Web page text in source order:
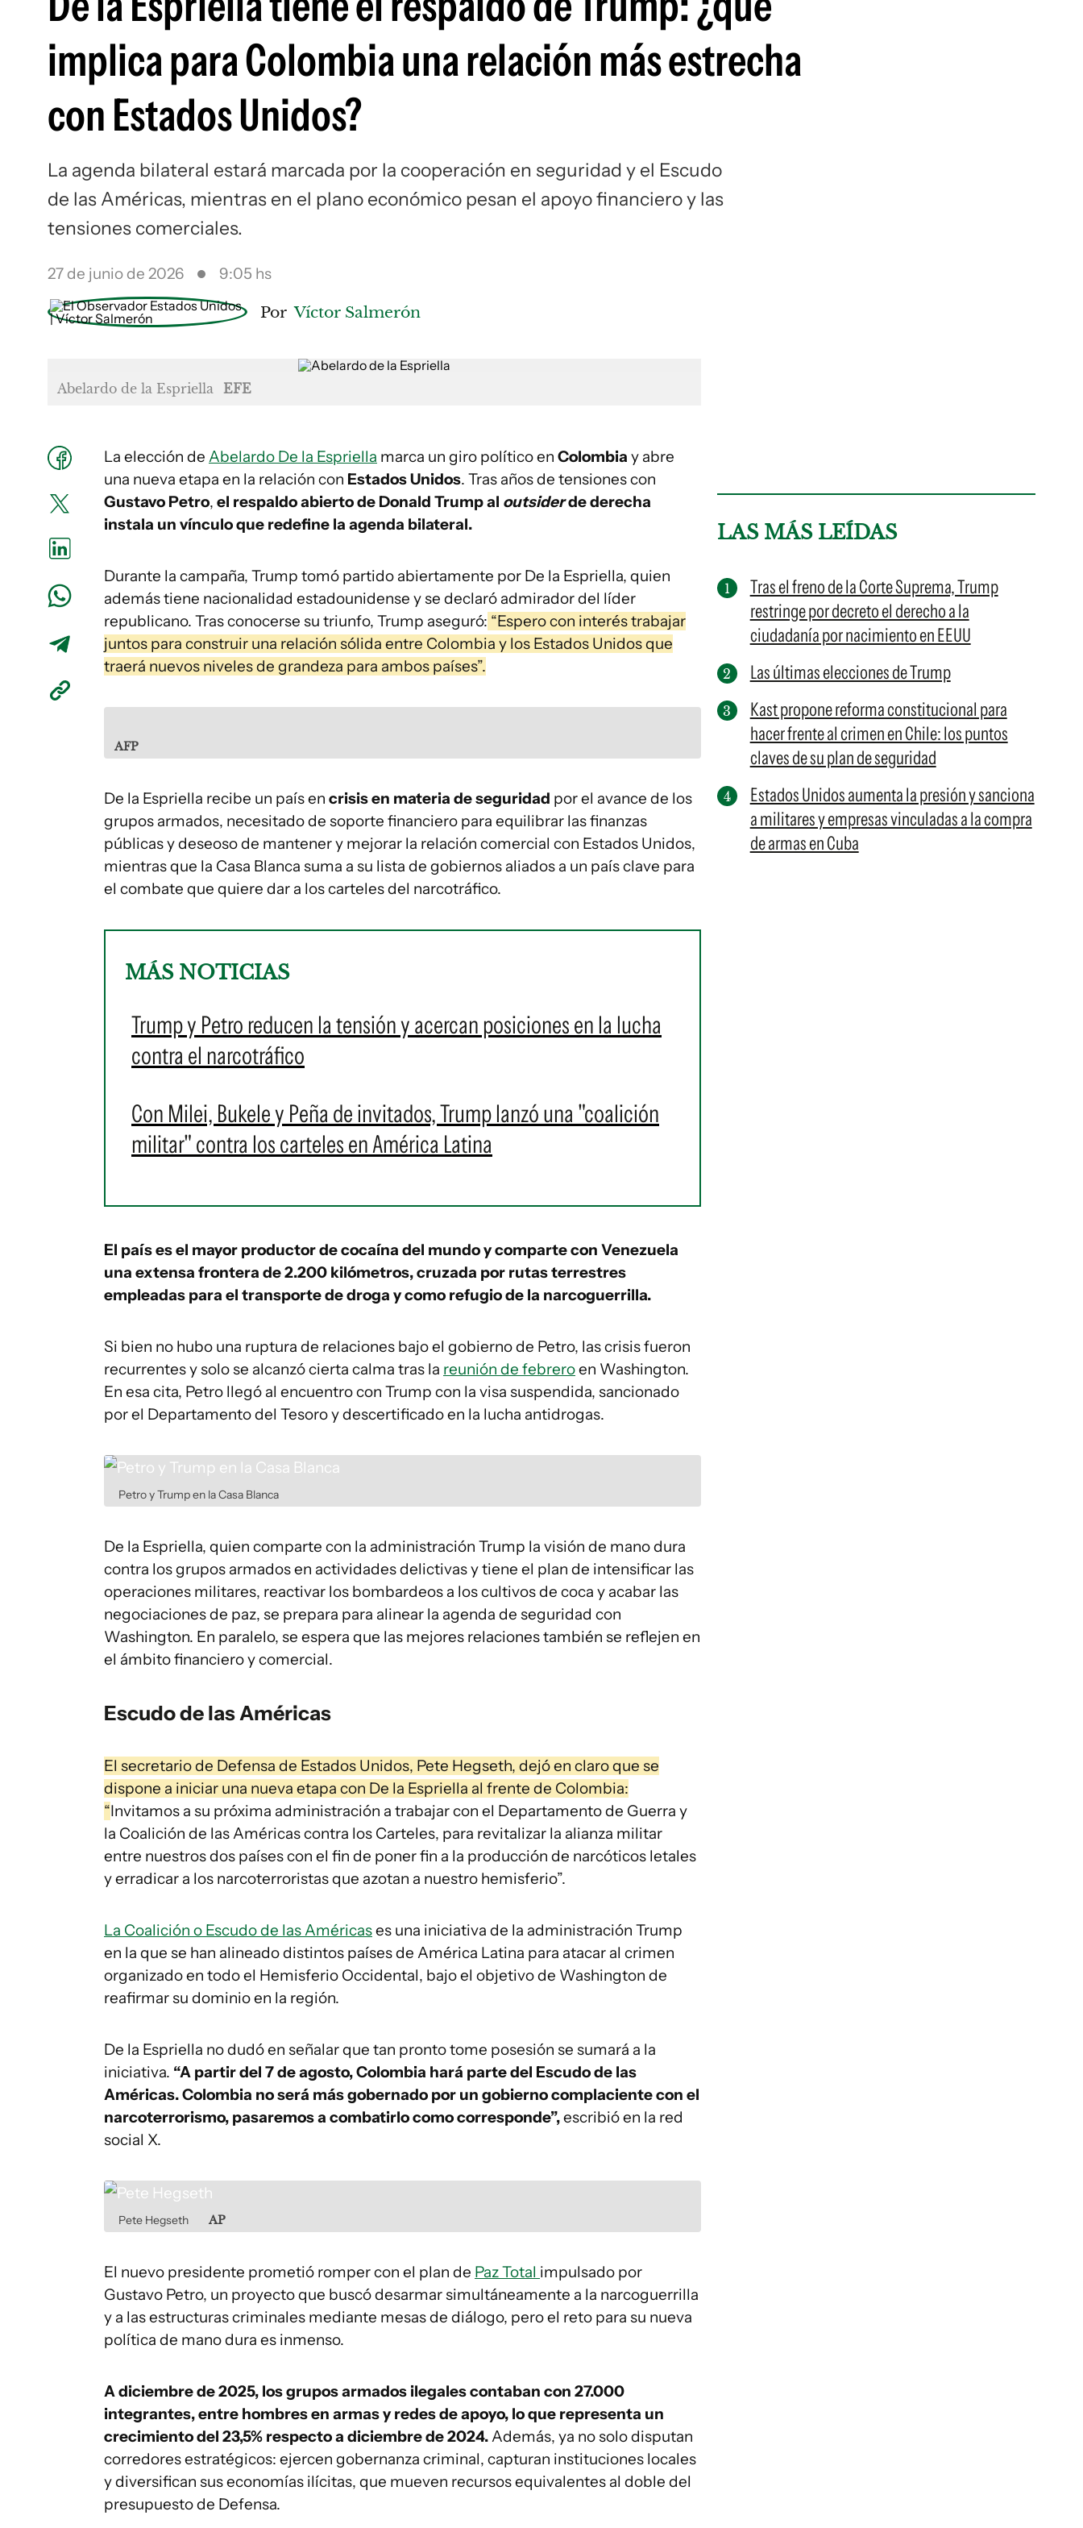
Siguenos en:
implica para Colombia una relación más estrecha
con Estados Unidos?
La agenda bilateral estará marcada por la cooperación en seguridad y el Escudo
de las Américas, mientras en el plano económico pesan el apoyo financiero y las
tensiones comerciales.
27 de junio de 2026 9:05 hs
Por Víctor Salmerón
Abelardo de la Espriella EFE
La elección de Abelardo De la Espriella marca un giro político en Colombia y abre
una nueva etapa en la relación con Estados Unidos. Tras años de tensiones con
Gustavo Petro, el respaldo abierto de Donald Trump al outsiderde derecha
instala un vínculo que redefine la agenda bilateral.
Durante la campaña, Trump tomó partido abiertamente por De la Espriella, quien
además tiene nacionalidad estadounidense y se declaró admirador del líder
republicano. Tras conocerse su triunfo, Trump aseguró: “Espero con interés trabajar
juntos para construir una relación sólida entre Colombia y los Estados Unidos que
traerá nuevos niveles de grandeza para ambos países”.
AFP
De la Espriella recibe un país en crisis en materia de seguridad por el avance de los
grupos armados, necesitado de soporte financiero para equilibrar las finanzas
públicas y deseoso de mantener y mejorar la relación comercial con Estados Unidos,
mientras que la Casa Blanca suma a su lista de gobiernos aliados a un país clave para
el combate que quiere dar a los carteles del narcotráfico.
MÁS NOTICIAS
Trump y Petro reducen la tensión y acercan posiciones en la lucha
contra el narcotráfico
Con Milei, Bukele y Peña de invitados, Trump lanzó una "coalición
militar" contra los carteles en América Latina
El país es el mayor productor de cocaína del mundo y comparte con Venezuela
una extensa frontera de 2.200 kilómetros, cruzada por rutas terrestres
empleadas para el transporte de droga y como refugio de la narcoguerrilla.
Si bien no hubo una ruptura de relaciones bajo el gobierno de Petro, las crisis fueron
recurrentes y solo se alcanzó cierta calma tras la reunión de febreroen Washington.
En esa cita, Petro llegó al encuentro con Trump con la visa suspendida, sancionado
por el Departamento del Tesoro y descertificado en la lucha antidrogas.
Petro y Trump en la Casa Blanca
De la Espriella, quien comparte con la administración Trump la visión de mano dura
contra los grupos armados en actividades delictivas y tiene el plan de intensificar las
operaciones militares, reactivar los bombardeos a los cultivos de coca y acabar las
negociaciones de paz, se prepara para alinear la agenda de seguridad con
Washington. En paralelo, se espera que las mejores relaciones también se reflejen en
el ámbito financiero y comercial.
Escudo de las Américas
El secretario de Defensa de Estados Unidos, Pete Hegseth, dejó en claro que se
dispone a iniciar una nueva etapa con De la Espriella al frente de Colombia:
“Invitamos a su próxima administración a trabajar con el Departamento de Guerra y
la Coalición de las Américas contra los Carteles, para revitalizar la alianza militar
entre nuestros dos países con el fin de poner fin a la producción de narcóticos letales
y erradicar a los narcoterroristas que azotan a nuestro hemisferio”.
La Coalición o Escudo de las Américases una iniciativa de la administración Trump
en la que se han alineado distintos países de América Latina para atacar al crimen
organizado en todo el Hemisferio Occidental, bajo el objetivo de Washington de
reafirmar su dominio en la región.
De la Espriella no dudó en señalar que tan pronto tome posesión se sumará a la
iniciativa. “A partir del 7 de agosto, Colombia hará parte del Escudo de las
Américas. Colombia no será más gobernado por un gobierno complaciente con el
narcoterrorismo, pasaremos a combatirlo como corresponde”,escribió en la red
social X.
Pete Hegseth AP
El nuevo presidente prometió romper con el plan de Paz Total impulsado por
Gustavo Petro, un proyecto que buscó desarmar simultáneamente a la narcoguerrilla
y a las estructuras criminales mediante mesas de diálogo, pero el reto para su nueva
política de mano dura es inmenso.
A diciembre de 2025, los grupos armados ilegales contaban con 27.000
integrantes, entre hombres en armas y redes de apoyo, lo que representa un
crecimiento del 23,5% respecto a diciembre de 2024.Además, ya no solo disputan
corredores estratégicos: ejercen gobernanza criminal, capturan instituciones locales
y diversifican sus economías ilícitas, que mueven recursos equivalentes al doble del
presupuesto de Defensa.
LAS MÁS LEÍDAS
Tras el freno de la Corte Suprema, Trump
restringe por decreto el derecho a la
ciudadanía por nacimiento en EEUU
Las últimas elecciones de Trump
Kast propone reforma constitucional para
hacer frente al crimen en Chile: los puntos
claves de su plan de seguridad
Estados Unidos aumenta la presión y sanciona
a militares y empresas vinculadas a la compra
de armas en Cuba